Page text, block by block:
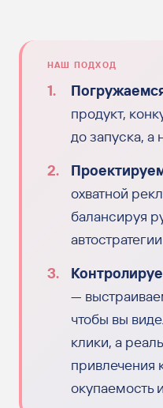
НАШ ПОДХОД
продукт,
до запуска, а
охватной
балансируя
—
чтобы вы
клики, а
привлечения
окупаемость